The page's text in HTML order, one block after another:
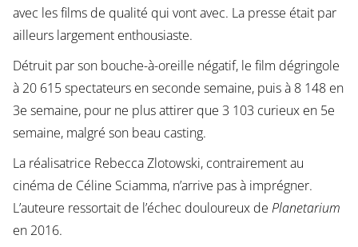
avec les films de qualité qui vont avec. La presse était par
ailleurs largement enthousiaste.
Détruit par son bouche-à-oreille négatif, le film dégringole
à 20 615 spectateurs en seconde semaine, puis à 8 148 en
3e semaine, pour ne plus attirer que 3 103 curieux en 5e
semaine, malgré son beau casting.
La réalisatrice Rebecca Zlotowski, contrairement au
cinéma de Céline Sciamma, n’arrive pas à imprégner.
L’auteure ressortait de l’échec douloureux de Planetarium
en 2016.